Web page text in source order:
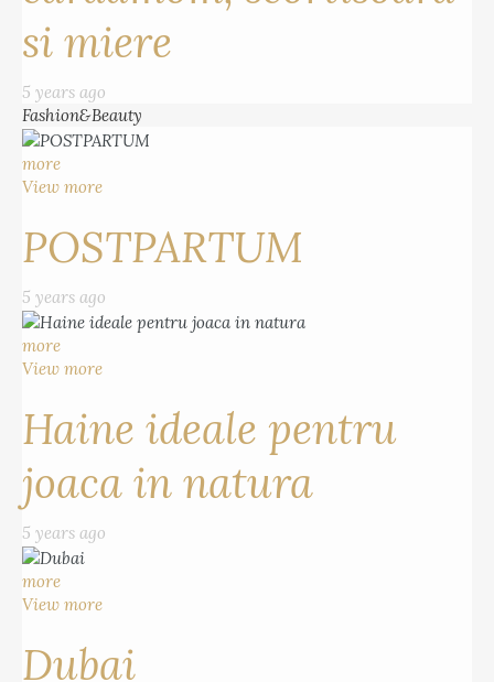
si miere
5 years ago
Fashion&Beauty
more
View more
POSTPARTUM
5 years ago
more
View more
Haine ideale pentru
joaca in natura
5 years ago
more
View more
Dubai